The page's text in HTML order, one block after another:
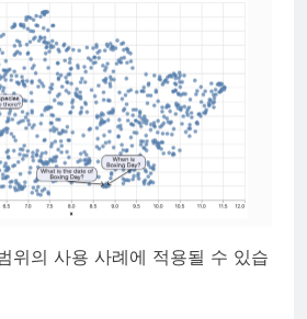
위의 사용 사례에 적용될 수 있습